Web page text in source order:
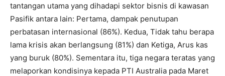
tantangan utama yang dihadapi sektor bisnis di kawasan
Pasifik antara lain: Pertama, dampak penutupan
perbatasan internasional (86%). Kedua, Tidak tahu berapa
lama krisis akan berlangsung (81%) dan Ketiga, Arus kas
yang buruk (80%). Sementara itu, tiga negara teratas yang
melaporkan kondisinya kepada PTI Australia pada Maret